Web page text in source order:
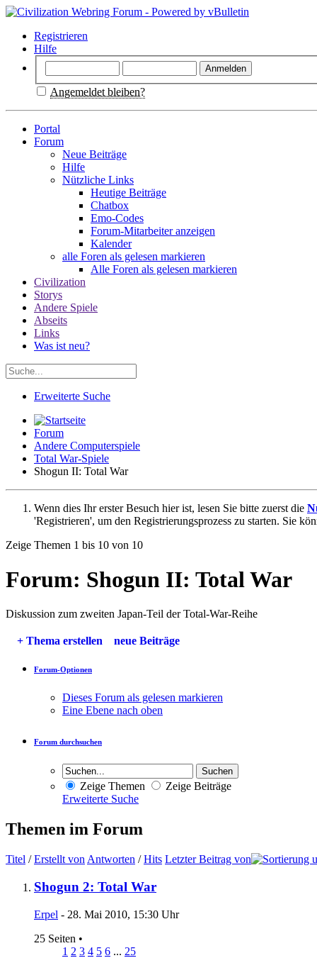
Registrieren
Hilfe
Angemeldet bleiben?
Portal
Forum
Neue Beiträge
Hilfe
Nützliche Links
Heutige Beiträge
Chatbox
Emo-Codes
Forum-Mitarbeiter anzeigen
Kalender
alle Foren als gelesen markieren
Alle Foren als gelesen markieren
Civilization
Storys
Andere Spiele
Abseits
Links
Was ist neu?
Erweiterte Suche
Forum
Andere Computerspiele
Total War-Spiele
Shogun II: Total War
Wenn dies Ihr erster Besuch hier ist, lesen Sie bitte zuerst die
'Registrieren', um den Registrierungsprozess zu starten. Sie
Zeige Themen 1 bis 10 von 10
Forum: Shogun II: Total War
Diskussion zum zweiten Japan-Teil der Total-War-Reihe
+ Thema erstellen neue Beiträge
Forum-Optionen
Dieses Forum als gelesen markieren
Eine Ebene nach oben
Forum durchsuchen
Zeige Themen
Zeige Beiträge
Erweiterte Suche
Themen im Forum
Titel /Erstellt von Antworten /Hits Letzter Beitrag von
Shogun 2: Total War
Erpel - 28. Mai 2010, 15:30 Uhr
25 Seiten •
1 2 3 4 5 6 ... 25